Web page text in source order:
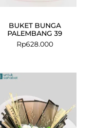
BUKET BUNGA
PALEMBANG 39
Rp628.000